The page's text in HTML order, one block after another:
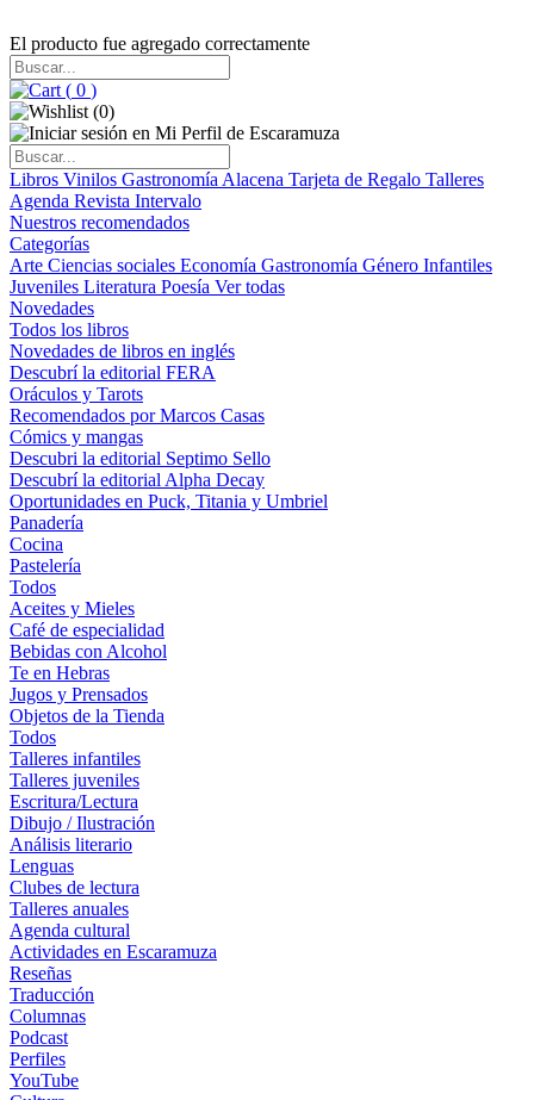
El producto fue agregado correctamente
( 0 )
(0)
Libros Vinilos Gastronomía Alacena Tarjeta de Regalo Talleres
Agenda Revista Intervalo
Nuestros recomendados
Categorías
Arte Ciencias sociales Economía Gastronomía Género Infantiles
Juveniles Literatura Poesía Ver todas
Novedades
Todos los libros
Novedades de libros en inglés
Descubrí la editorial FERA
Oráculos y Tarots
Recomendados por Marcos Casas
Cómics y mangas
Descubri la editorial Septimo Sello
Descubrí la editorial Alpha Decay
Oportunidades en Puck, Titania y Umbriel
Panadería
Cocina
Pastelería
Todos
Aceites y Mieles
Café de especialidad
Bebidas con Alcohol
Te en Hebras
Jugos y Prensados
Objetos de la Tienda
Todos
Talleres infantiles
Talleres juveniles
Escritura/Lectura
Dibujo / Ilustración
Análisis literario
Lenguas
Clubes de lectura
Talleres anuales
Agenda cultural
Actividades en Escaramuza
Reseñas
Traducción
Columnas
Podcast
Perfiles
YouTube